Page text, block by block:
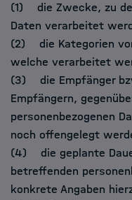
(1) die Zwecke, zu
Daten verarbeitet
(2) die Kategorien
welche verarbeitet
(3) die Empfänger
Empfängern,
personenbezogenen
noch offengelegt
(4) die geplante
betreffenden
konkrete Angaben